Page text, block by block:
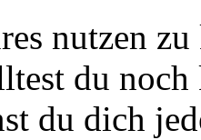
nutzen
du
du dich